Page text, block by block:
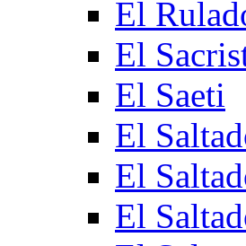
El
El
El Saeti
El
El
El